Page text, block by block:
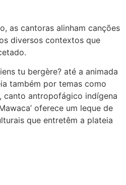
as cantoras alinham canções
diversos contextos que
tu bergère? até a animada
também por temas como
canto antropofágico indígena
oferece um leque de
que entretêm a plateia